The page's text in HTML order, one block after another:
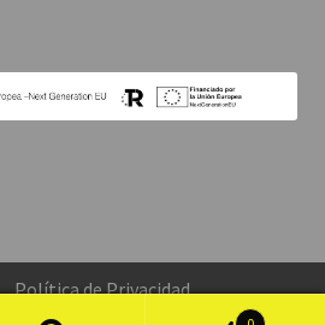
Política de Privacidad
de Cookies